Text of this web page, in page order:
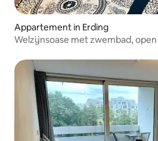
Appartement in Erding
Welzijnsoase met zwembad,